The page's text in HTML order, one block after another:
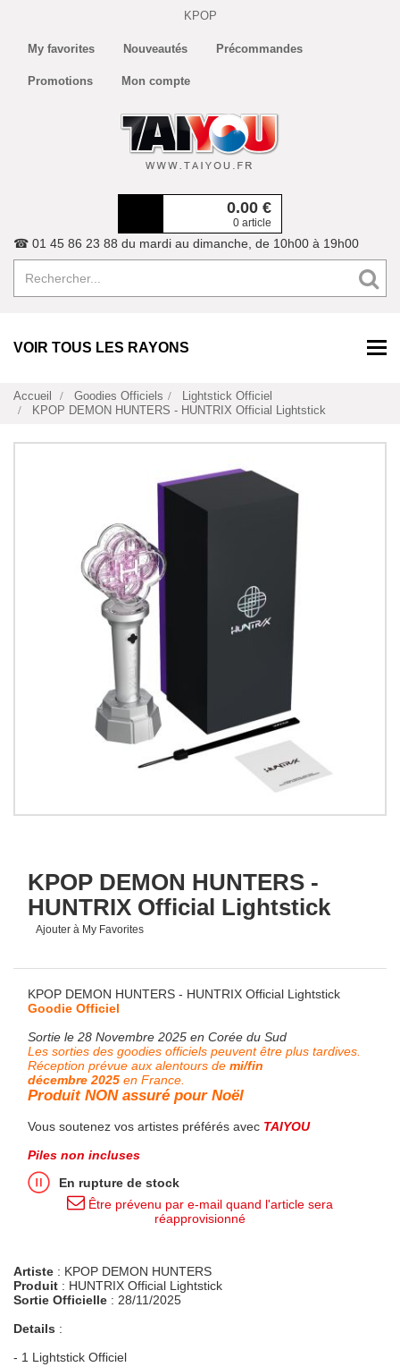
KPOP
My favorites Nouveautés Précommandes
Promotions Mon compte
0.00 €
0 article
☎ 01 45 86 23 88 du mardi au dimanche, de 10h00 à 19h00
VOIR TOUS LES RAYONS
Accueil Goodies Officiels
Lightstick Officiel
KPOP DEMON HUNTERS - HUNTRIX Official Lightstick
KPOP DEMON HUNTERS -
HUNTRIX Official Lightstick
Ajouter à My Favorites
KPOP DEMON HUNTERS - HUNTRIX Official Lightstick
Goodie Officiel
Sortie le 28 Novembre 2025 en Corée du Sud
Les sorties des goodies officiels peuvent être plus tardives.
Réception prévue aux alentours de mi/fin
décembre 2025 en France.
Produit NON assuré pour Noël
Vous soutenez vos artistes préférés avec TAIYOU
Piles non incluses
En rupture de stock
Être prévenu par e-mail quand l'article sera
réapprovisionné
Artiste : KPOP DEMON HUNTERS
Produit : HUNTRIX Official Lightstick
Sortie Officielle : 28/11/2025
Details :
- 1 Lightstick Officiel